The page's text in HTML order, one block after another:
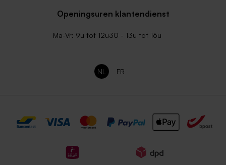
Openingsuren klantendienst
Ma-Vr: 9u tot 12u30 - 13u tot 16u
NL FR